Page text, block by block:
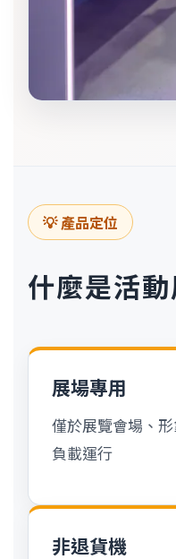
💡 產品定位
什麼是活
展場專用
僅於展覽會場、
負載運行
非退貨機